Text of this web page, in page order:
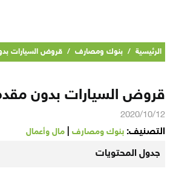
الرئيسية / بنوك ومصارف / قروض السيارات
قروض السيارات بدون
2020/10/12
التصنيف: بنوك ومصارف| مال وأعمال
جدول المحتويات